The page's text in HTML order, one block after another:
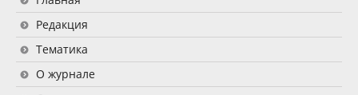
Редакция
Тематика
О журнале